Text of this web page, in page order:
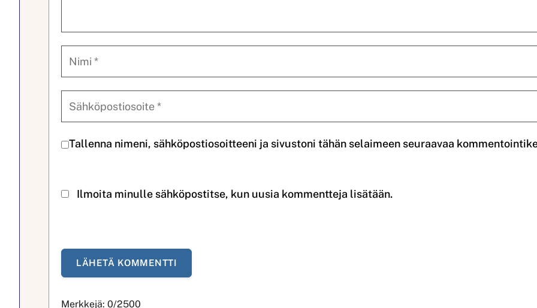
Tallenna nimeni, sähköpostiosoitteeni ja sivustoni tähän selaimeen seuraavaa
Ilmoita minulle sähköpostitse, kun uusia kommentteja lisätään.
Merkkejä: 0/2500